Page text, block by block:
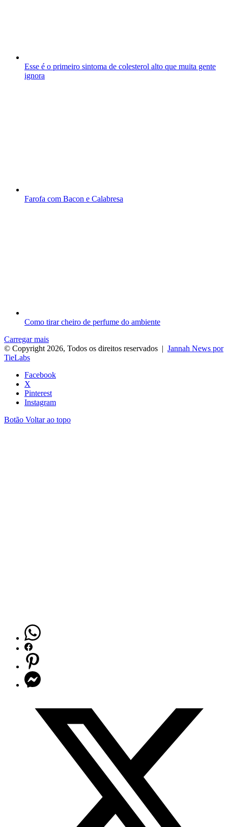
Esse é o primeiro sintoma de colesterol alto que muita gente
ignora
Farofa com Bacon e Calabresa
Como tirar cheiro de perfume do ambiente
Carregar mais
© Copyright 2026, Todos os direitos reservados | Jannah News por
TieLabs
Facebook
X
Pinterest
Instagram
Botão Voltar ao topo